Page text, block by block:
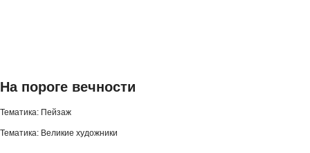
На пороге вечности
Тематика: Пейзаж
Тематика: Великие художники